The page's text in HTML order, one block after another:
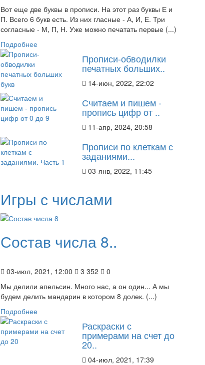
Вот еще две буквы в прописи. На этот раз буквы Е и
П. Всего 6 букв есть. Из них гласные - А, И, Е. Три
согласные - М, П, Н. Уже можно печатать первые (...)
Подробнее
Прописи-обводилки
печатных больших..
14-июн, 2022, 22:02
Считаем и пишем -
пропись цифр от ..
11-апр, 2024, 20:58
Прописи по клеткам с
заданиями...
03-янв, 2022, 11:45
Игры с числами
Состав числа 8..
03-июл, 2021, 12:00 3 352
0
Мы делили апельсин. Много нас, а он один... А мы
будем делить мандарин в котором 8 долек. (...)
Подробнее
Раскраски с
примерами на счет до
20..
04-июл, 2021, 17:39